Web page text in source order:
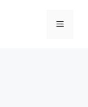
Menu